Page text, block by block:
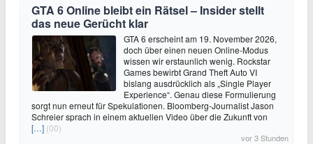
GTA 6 Online bleibt ein Rätsel – Insider stellt
das neue Gerücht klar
GTA 6 erscheint am 19. November 2026,
doch über einen neuen Online-Modus
wissen wir erstaunlich wenig. Rockstar
Games bewirbt Grand Theft Auto VI
bislang ausdrücklich als „Single Player
Experience“. Genau diese Formulierung
sorgt nun erneut für Spekulationen. Bloomberg-Journalist Jason
Schreier sprach in einem aktuellen Video über die Zukunft von
[…] (00)
vor 3 Stunden